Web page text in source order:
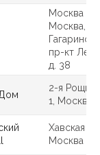
Москва
Москва,
пр-кт
д. 38
2-я
1, Москва
Хавская
Москва